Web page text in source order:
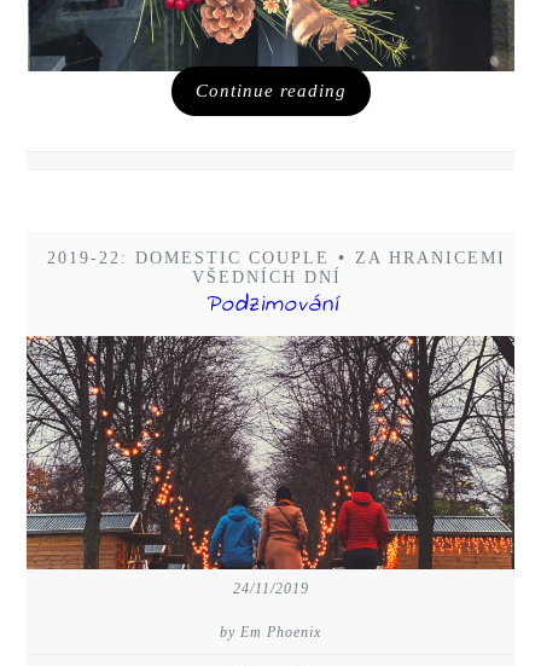
Continue reading
2019-22: DOMESTIC COUPLE •
ZA HRANICEMI
VŠEDNÍCH DNÍ
Podzimování
24/11/2019
by Em Phoenix